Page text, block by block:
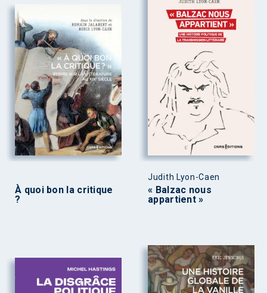
À quoi bon la critique
?
Judith Lyon-Caen
« Balzac nous
appartient »